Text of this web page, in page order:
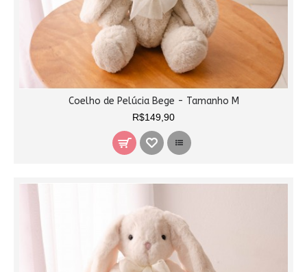
Coelho de Pelúcia Bege - Tamanho M
R$149,90